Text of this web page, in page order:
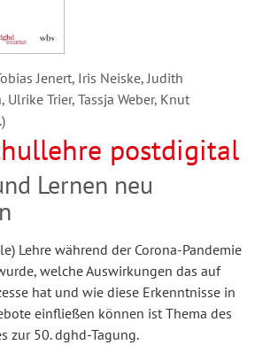
Jenert, Iris Neiske, Judith
Ulrike Trier, Tassja Weber, Knut
postdigital
Lernen neu
Lehre während der Corona-Pandemie
welche Auswirkungen das auf
hat und wie diese Erkenntnisse in
einfließen können ist Thema des
zur 50. dghd-Tagung.